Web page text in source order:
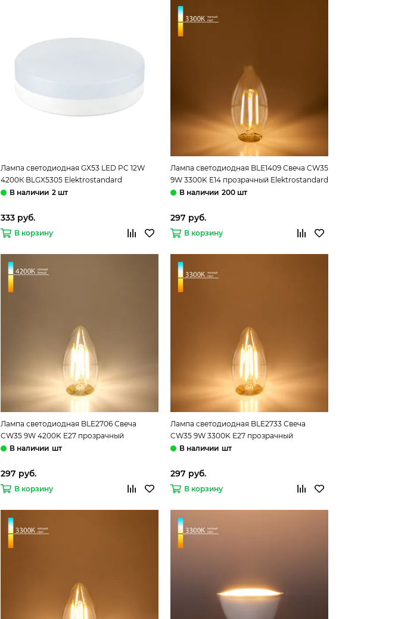
Лампа светодиодная GX53 LED PC 12W
4200К BLGX5305 Elektrostandard
2 шт
333 руб.
В корзину
Лампа светодиодная BLE1409 Свеча CW35
9W 3300K E14 прозрачный Elektrostandard
200 шт
297 руб.
В корзину
Лампа светодиодная BLE2706 Свеча
CW35 9W 4200K E27 прозрачный
Elektrostandardшт
297 руб.
В корзину
Лампа светодиодная BLE2733 Свеча
CW35 9W 3300K E27 прозрачный
Elektrostandardшт
297 руб.
В корзину